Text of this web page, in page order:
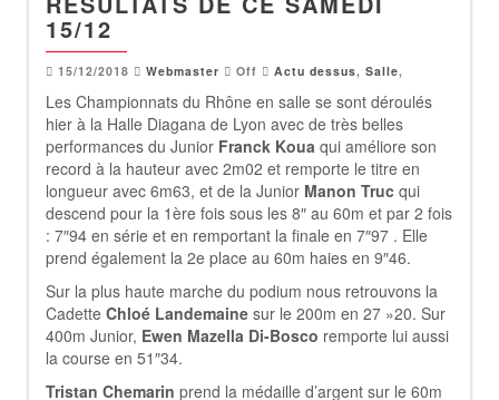
15/12
15/12/2018 Webmaster Off Actu dessus, Salle,
Les Championnats du Rhône en salle se sont déroulés
hier à la Halle Diagana de Lyon avec de très belles
performances du Junior Franck Koua qui améliore son
record à la hauteur avec 2m02 et remporte le titre en
longueur avec 6m63, et de la Junior Manon Truc qui
descend pour la 1ère fois sous les 8″ au 60m et par 2 fois
: 7″94 en série et en remportant la finale en 7″97 . Elle
prend également la 2e place au 60m haies en 9″46.
Sur la plus haute marche du podium nous retrouvons la
Cadette Chloé Landemaine sur le 200m en 27 »20. Sur
400m Junior, Ewen Mazella Di-Bosco remporte lui aussi
la course en 51″34.
Tristan Chemarin prend la médaille d’argent sur le 60m